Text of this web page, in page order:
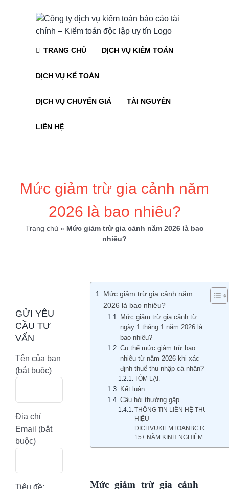
TRANG CHỦ DỊCH VỤ KIỂM TOÁN
DỊCH VỤ KẾ TOÁN
DỊCH VỤ CHUYỂN GIÁ TÀI NGUYÊN
LIÊN HỆ
Mức giảm trừ gia cảnh năm
2026 là bao nhiêu?
Trang chủ » Mức giảm trừ gia cảnh năm 2026 là bao
nhiêu?
Mức giảm trừ gia cảnh năm
2026 là bao nhiêu?
Mức giảm trừ gia cảnh từ
ngày 1 tháng 1 năm 2026 là
bao nhiêu?
Cụ thể mức giảm trừ bao
nhiêu từ năm 2026 khi xác
định thuế thu nhập cá nhân?
TÓM LẠI:
Kết luận
Câu hỏi thường gặp
THÔNG TIN LIÊN HỆ THƯƠNG
HIỆU
DICHVUKIEMTOANBCTC.COM
15+ NĂM KINH NGHIỆM
Mức giảm trừ gia cảnh
GỬI YÊU
CẦU TƯ
VẤN
Tên của bạn
(bắt buộc)
Địa chỉ
Email (bắt
buộc)
Tiêu đề: